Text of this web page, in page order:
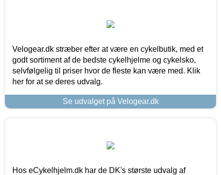
Velogear.dk stræber efter at være en cykelbutik, med et
godt sortiment af de bedste cykelhjelme og cykelsko,
selvfølgelig til priser hvor de fleste kan være med. Klik
her for at se deres udvalg.
Se udvalget på Velogear.dk
Hos eCykelhjelm.dk har de DK's største udvalg af